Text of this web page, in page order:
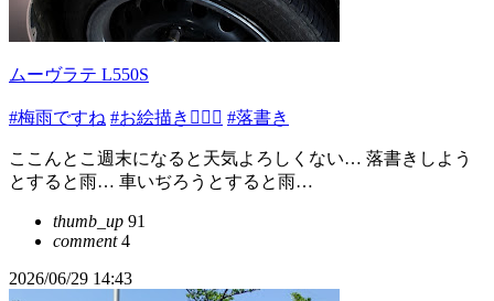
ムーヴラテ L550S
#梅雨ですね #お絵描き✍🏻🎨 #落書き
ここんとこ週末になると天気よろしくない… 落書きしよう
とすると雨… 車いぢろうとすると雨…
thumb_up 91
comment4
2026/06/29 14:43